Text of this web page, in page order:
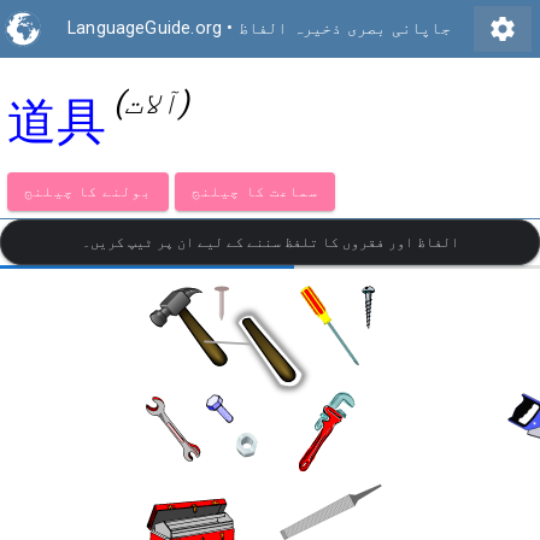
LanguageGuide.org • جاپانی بصری ذخیرہ الفاظ settings
道具 (آلات)
بولنے کا چیلنج سماعت کا چیلنج
الفاظ اور فقروں کا تلفظ سننے کے لیے ان پر ٹیپ کریں۔